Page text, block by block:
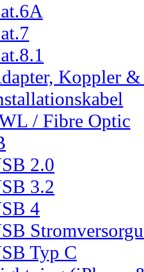
Koppler &
/ Fibre Optic
2.0
3.2
4
Typ C